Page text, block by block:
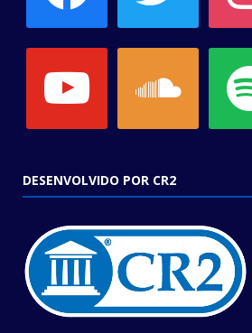
DESENVOLVIDO POR CR2